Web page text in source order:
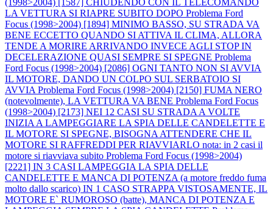
LA VETTURA SI RIAPRE SUBITO DOPO Problema Ford
Focus (1998>2004) [1894] MINIMO BASSO, SU STRADA VA
BENE ECCETTO QUANDO SI ATTIVA IL CLIMA, ALLORA
TENDE A MORIRE ARRIVANDO INVECE AGLI STOP IN
DECELERAZIONE QUASI SEMPRE SI SPEGNE Problema
Ford Focus (1998>2004) [2086] OGNI TANTO NON SI AVVIA
IL MOTORE, DANDO UN COLPO SUL SERBATOIO SI
AVVIA Problema Ford Focus (1998>2004) [2150] FUMA NERO
(notevolmente), LA VETTURA VA BENE Problema Ford Focus
(1998>2004) [2173] NEI 12 CASI SU STRADA A VOLTE
INIZIA A LAMPEGGIARE LA SPIA DELLE CANDELETTE E
IL MOTORE SI SPEGNE, BISOGNA ATTENDERE CHE IL
MOTORE SI RAFFREDDI PER RIAVVIARLO nota: in 2 casi il
motore si riavviava subito Problema Ford Focus (1998>2004)
[2221] IN 3 CASI LAMPEGGIA LA SPIA DELLE
CANDELETTE E MANCA DI POTENZA (a motore freddo fuma
molto dallo scarico) IN 1 CASO STRAPPA VISTOSAMENTE, IL
MOTORE E` RUMOROSO (batte), MANCA DI POTENZA E